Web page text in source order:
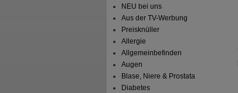
NEU bei uns
Aus der TV-Werbung
Preisknüller
Allergie
Allgemeinbefinden
Augen
Blase, Niere & Prostata
Diabetes